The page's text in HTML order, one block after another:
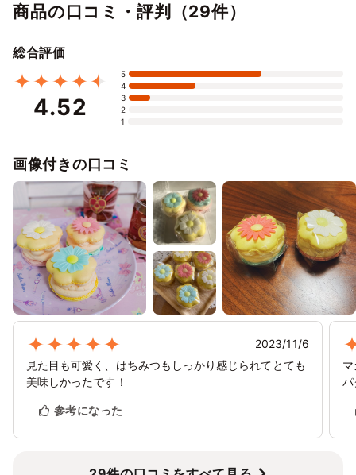
商品の口コミ・評判（29件）
総合評価
4.52
5
4
3
2
1
画像付きの口コミ
2023/11/6
見た目も可愛く、はちみつもしっかり感じられてとても
美味しかったです！
参考になった
パ